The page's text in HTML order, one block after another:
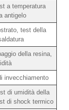
a temperatura
antigelo
test della
della resina,
invecchiamento
di umidità della
di shock termico